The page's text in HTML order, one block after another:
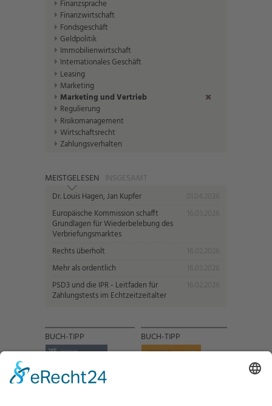
Finanzsprache
Finanzwirtschaft
Fondsgeschäft
Geldpolitik
Immobilienwirtschaft
Internationales Geschäft
Leasing
Marketing
Marketing und Vertrieb
Regulierung
Risikomanagement
Wirtschaftsrecht
Zahlungsverhalten
MEISTGELESEN INSGESAMT
Dr. Louis Hagen, Jan Kupfer
Europäische Kommission schafft
Grundlagen für Wiederbelebung des
Verbriefungsmarktes
Rechts überholt
Mehr als ordentlich
PSD3 und die IPR - Leitfaden für
Zahlungstests im Echtzeitzeitalter
BUCH-TIPP BUCH-TIPP